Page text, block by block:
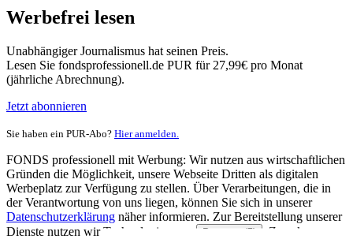
Werbefrei lesen
Unabhängiger Journalismus hat seinen Preis.
Lesen Sie fondsprofessionell.de PUR für 27,99€ pro Monat
(jährliche Abrechnung).
Jetzt abonnieren
Sie haben ein PUR-Abo? Hier anmelden.
FONDS professionell mit Werbung: Wir nutzen aus wirtschaftlichen
Gründen die Möglichkeit, unsere Webseite Dritten als digitalen
Werbeplatz zur Verfügung zu stellen. Über Verarbeitungen, die in
der Verantwortung von uns liegen, können Sie sich in unserer
Datenschutzerklärung näher informieren. Zur Bereitstellung unserer
Dienste nutzen wir Technologien von
Partnern (5)
. Zwecke: